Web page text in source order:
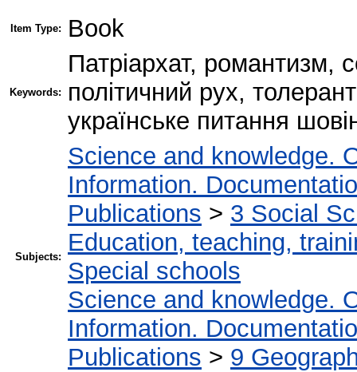
Item Type: Book
Keywords:
Патріархат, романтизм,
політичний рух,
українське питання
Subjects:
Science and knowledge.
Information.
Publications > 3 Social
Education, teaching,
Special schools
Science and knowledge.
Information.
Publications > 9